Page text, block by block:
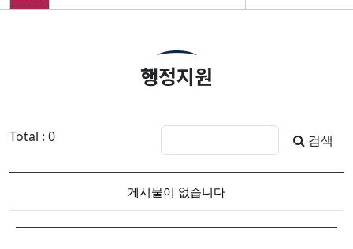
행정지원
Total : 0 검색
게시물이 없습니다